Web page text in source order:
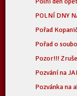
POLNÍ DNY
Pořad
Pořad o
Pozor!!!
Pozvání na
Pozvánka na